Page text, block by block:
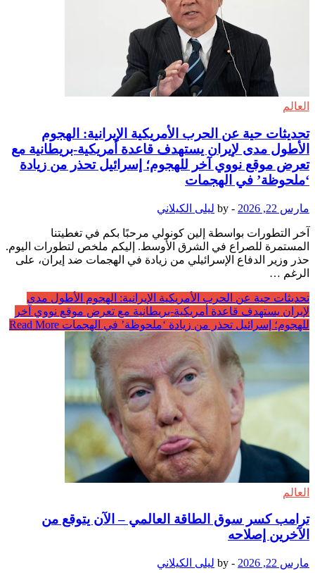
العالم
تحديثات حية عن الحرب الأمريكية الإيرانية: الهجوم
الأطول مدى لإيران يستهدف قاعدة أمريكية-بريطانية مع
تعرض موقع نووي آخر للهجوم؛ إسرائيل تحذر من زيادة
‘ملحوظة’ في الهجمات
مارس 22, 2026 -
by ليلى الكيلاني
آخر التطورات بواسطة إلين كونولي مرحبًا بكم في تغطيتنا
المستمرة للصراع في الشرق الأوسط. إليكم ملخص لتطورات اليوم.
حذر وزير الدفاع الإسرائيلي من زيادة في الهجمات ضد إيران، على
الرغم …
تحديثات حية عن الحرب الأمريكية الإيرانية: الهجوم الأطول مدى
لإيران يستهدف قاعدة أمريكية-بريطانية مع تعرض موقع نووي آخر
للهجوم؛ إسرائيل تحذر من زيادة ‘ملحوظة’ في الهجمات
العالم
ترامب كسر سوق الطاقة العالمي – الآن يتوقع من
الآخرين إصلاحه
مارس 22, 2026 -
by ليلى الكيلاني